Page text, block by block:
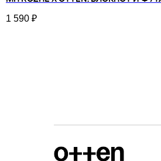
1 590 ₽